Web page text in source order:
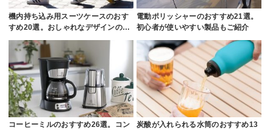
機内持ち込み用スーツケースのおす
すめ20選。おしゃれなデザインの…
電動ポリッシャーのおすすめ21選。
初心者が使いやすい製品もご紹介
コーヒーミルのおすすめ26選。コン
炭酸が入れられる水筒のおすすめ13